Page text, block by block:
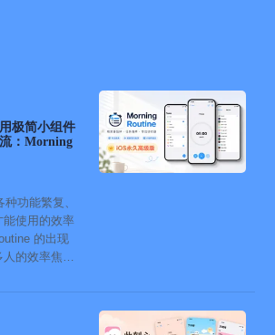
极简小组件
：Morning
功能繁复、
能使用的效率
的出现
的效率焦